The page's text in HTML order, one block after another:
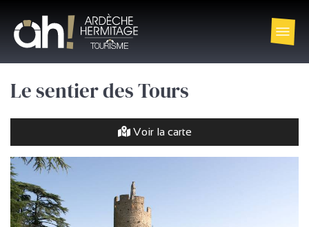
Le sentier des Tours
Voir la carte